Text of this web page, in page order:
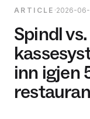
ARTICLE ·2026-
Spindl
inn igjen